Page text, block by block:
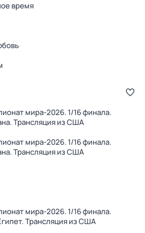
время
мира-2026. 1/16 финала.
Трансляция из США
мира-2026. 1/16 финала.
Трансляция из США
мира-2026. 1/16 финала.
Трансляция из США